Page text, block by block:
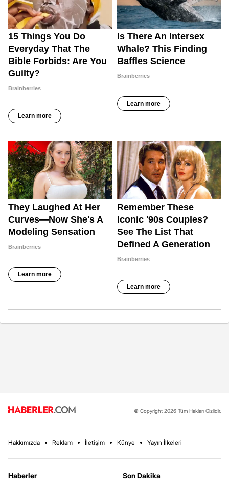
© Copyright 2026 Tüm Hakları Gizlidir.
Hakkımızda Reklam İletişim Künye Yayın İlkeleri
Haberler
Son Dakika